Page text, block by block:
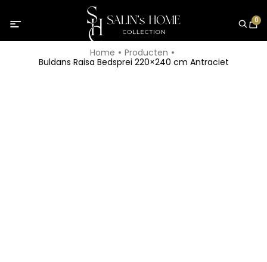
0
Home
Producten
Buldans Raisa Bedsprei 220×240 cm Antraciet